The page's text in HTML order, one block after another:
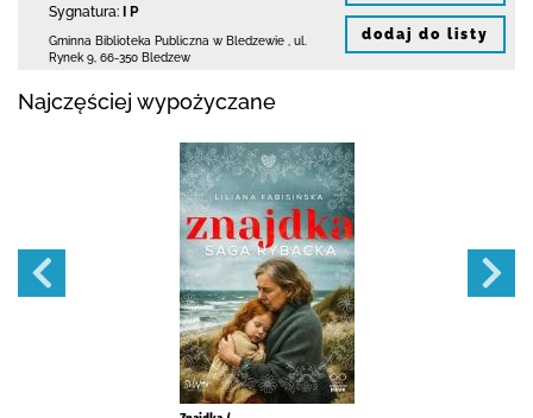
Sygnatura:
I P
Gminna Biblioteka Publiczna w Bledzewie
ul.
Rynek 9 66-350 Bledzew
dodaj do listy
Najczęściej wypożyczane